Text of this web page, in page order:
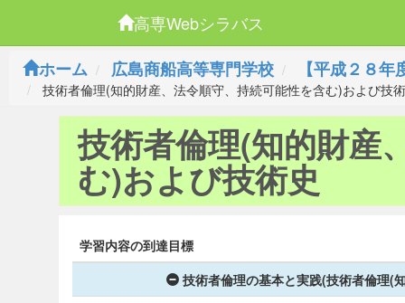
高専Webシラバス
ホーム
広島商船高等専門学校 【平成２８
技術者倫理(知的財産、法令順守、持続可能性を含む)および技
技術者倫理(知的財産
む)および技術史
学習内容の到達目標
技術者倫理の基本と実践(技術者倫理(